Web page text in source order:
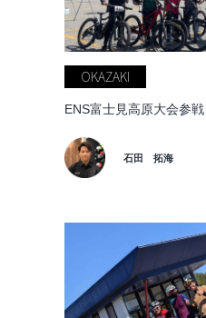
OKAZAKI
ENS富士見高原大会参戦
石田 拓海